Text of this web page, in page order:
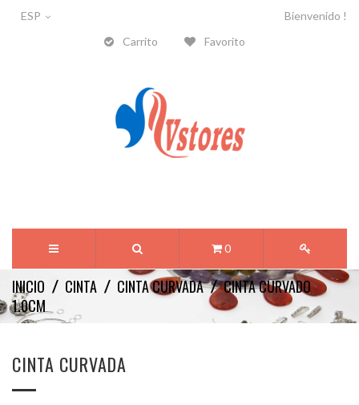
ESP
Bienvenido !
Carrito
Favorito
0
INICIO CINTA CINTA CURVADA
CINTA CURVADO
1.0CM
CINTA CURVADA